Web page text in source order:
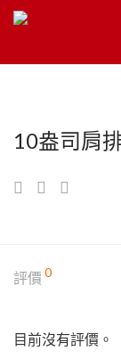
10盎司肩
評價 0
目前沒有評價。